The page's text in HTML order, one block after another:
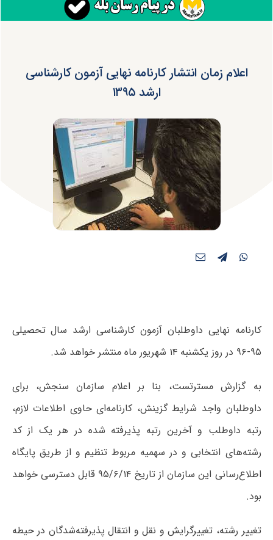
اعلام زمان انتشار کارنامه نهایی آزمون کارشناسی
ارشد ۱۳۹۵
کارنامه نهایی داوطلبان آزمون کارشناسی ارشد سال تحصیلی
۹۵-۹۶ در روز یکشنبه ۱۴ شهریور ماه منتشر خواهد شد.
به گزارش مسترتست، بنا بر اعلام سازمان سنجش، برای
داوطلبان واجد شرایط گزینش، کارنامه‌ای حاوی اطلاعات لازم،
رتبه داوطلب و آخرین رتبه پذیرفته شده در هر یک از کد
رشته‌های انتخابی و در سهمیه مربوط تنظیم و از طریق پایگاه
اطلاع‌رسانی این سازمان از تاریخ ۹۵/۶/۱۴ قابل دسترسی خواهد
بود.
تغییر رشته، تغییرگرایش و نقل و انتقال پذیرفته‌شدگان در حیطه